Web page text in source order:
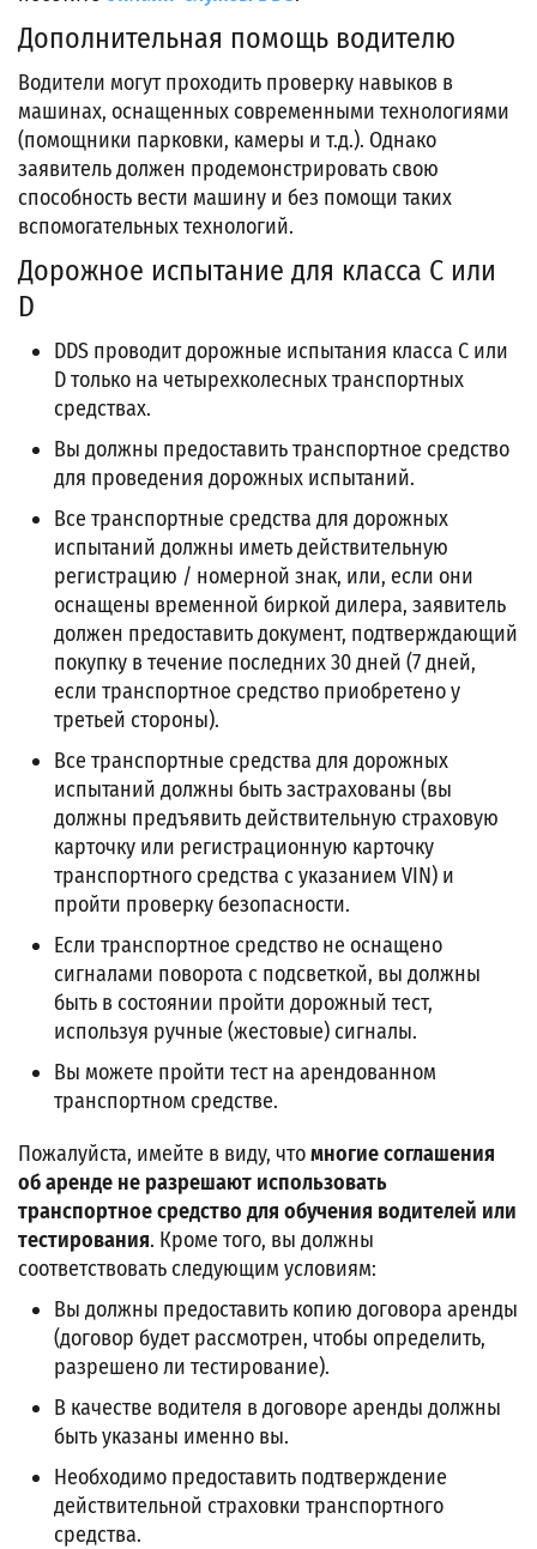
Дополнительная помощь водителю
Водители могут проходить проверку навыков в
машинах, оснащенных современными технологиями
(помощники парковки, камеры и т.д.). Однако
заявитель должен продемонстрировать свою
способность вести машину и без помощи таких
вспомогательных технологий.
Дорожное испытание для класса C или
D
DDS проводит дорожные испытания класса C или
D только на четырехколесных транспортных
средствах.
Вы должны предоставить транспортное средство
для проведения дорожных испытаний.
Все транспортные средства для дорожных
испытаний должны иметь действительную
регистрацию / номерной знак, или, если они
оснащены временной биркой дилера, заявитель
должен предоставить документ, подтверждающий
покупку в течение последних 30 дней (7 дней,
если транспортное средство приобретено у
третьей стороны).
Все транспортные средства для дорожных
испытаний должны быть застрахованы (вы
должны предъявить действительную страховую
карточку или регистрационную карточку
транспортного средства с указанием VIN) и
пройти проверку безопасности.
Если транспортное средство не оснащено
сигналами поворота с подсветкой, вы должны
быть в состоянии пройти дорожный тест,
используя ручные (жестовые) сигналы.
Вы можете пройти тест на арендованном
транспортном средстве.
Пожалуйста, имейте в виду, чтомногие соглашения
об аренде не разрешают использовать
транспортное средство для обучения водителей или
тестирования. Кроме того, вы должны
соответствовать следующим условиям:
Вы должны предоставить копию договора аренды
(договор будет рассмотрен, чтобы определить,
разрешено ли тестирование).
В качестве водителя в договоре аренды должны
быть указаны именно вы.
Необходимо предоставить подтверждение
действительной страховки транспортного
средства.